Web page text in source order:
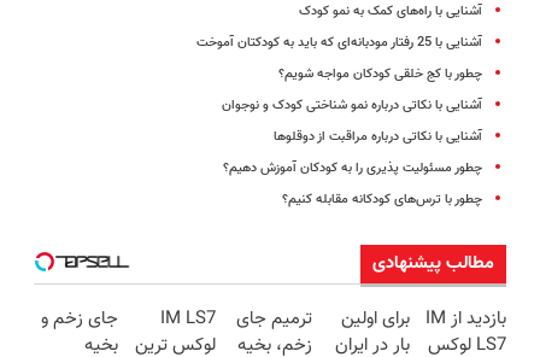
آشنایی با راه‌های کمک به نمو کودک
آشنایی با 25 رفتار مودبانه‌ای که باید به کودکتان آموخت
چطور با کج خلقی کودکان مواجه شویم؟
آشنایی با نکاتی درباره نمو شناختی کودک و نوجوان
آشنایی با نکاتی درباره مراقبت از دوقلوها
چطور مسئولیت پذیری را به کودکان آموزش دهیم؟
چطور با ترس‌های کودکانه مقابله کنیم؟
مطالب پیشنهادی
بازدید از IM
LS7 لوکس
برای اولین
بار در ایران
ترمیم جای
زخم، بخیه
IM LS7
لوکس ترین
جای زخم و
بخیه